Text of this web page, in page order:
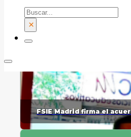
Buscar
×
FSIE Madrid firma el